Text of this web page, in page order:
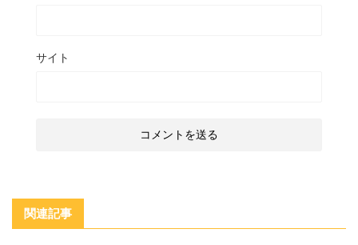
サイト
関連記事